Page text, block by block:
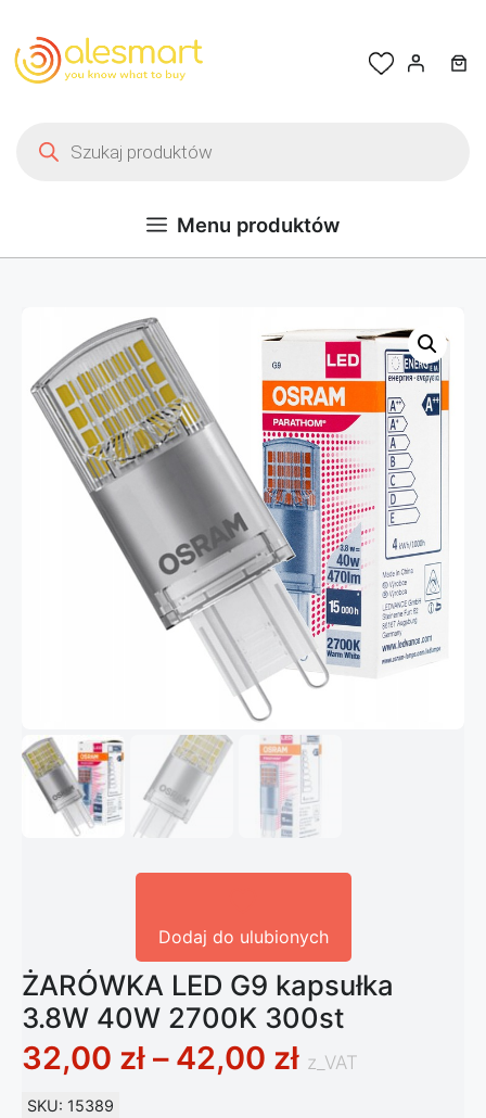
Menu produktów
Dodaj do ulubionych
ŻARÓWKA LED G9 kapsułka
3.8W 40W 2700K 300st
32,00 zł – 42,00 złZakres cen:
z_VAT
SKU: 15389